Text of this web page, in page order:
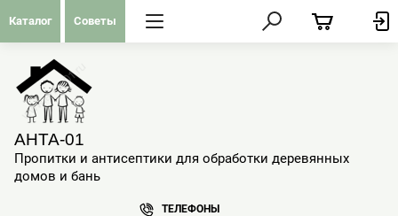
Каталог Советы
АНТА-01
Пропитки и антисептики для обработки деревянных
домов и бань
ТЕЛЕФОНЫ